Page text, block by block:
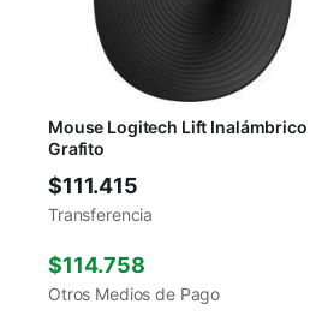
Mouse Logitech Lift Inalámbrico
Grafito
$111.415
Transferencia
$114.758
Otros Medios de Pago